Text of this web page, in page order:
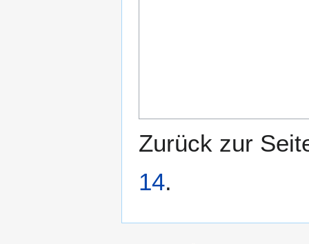
Zurück zur
14.